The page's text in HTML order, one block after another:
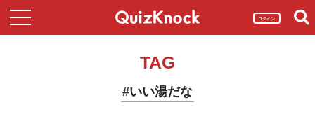
ログイン
TAG
#いい湯だな